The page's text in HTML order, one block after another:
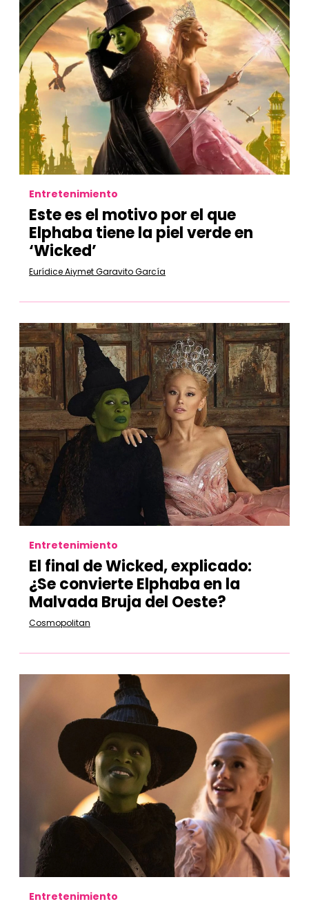
Entretenimiento
Este es el motivo por el que
Elphaba tiene la piel verde en
‘Wicked’
Eurídice Aiymet Garavito García
Entretenimiento
El final de Wicked, explicado:
¿Se convierte Elphaba en la
Malvada Bruja del Oeste?
Cosmopolitan
Entretenimiento